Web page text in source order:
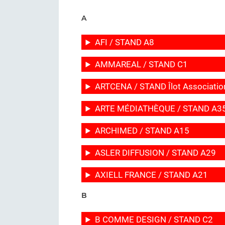
A
AFI / STAND A8
AMMAREAL / STAND C1
ARTCENA / STAND Îlot
ARTE MÉDIATHÈQUE / STAND
ARCHIMED / STAND A15
ASLER DIFFUSION / STAND A29
AXIELL FRANCE / STAND A21
B
B COMME DESIGN / STAND C2